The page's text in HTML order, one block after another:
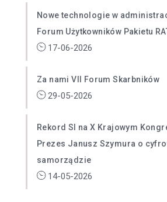
Nowe technologie w
Forum Użytkowników Pakietu
17-06-2026
Za nami VII Forum Skarbników
29-05-2026
Rekord SI na X Krajowym
Prezes Janusz Szymura o
samorządzie
14-05-2026